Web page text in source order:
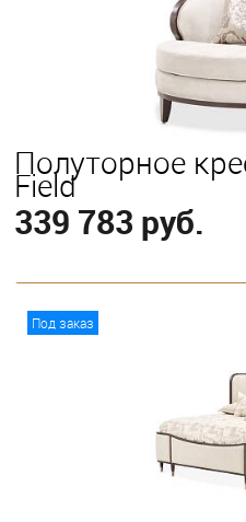
Полуторное
Field
339 783 руб.
Под заказ